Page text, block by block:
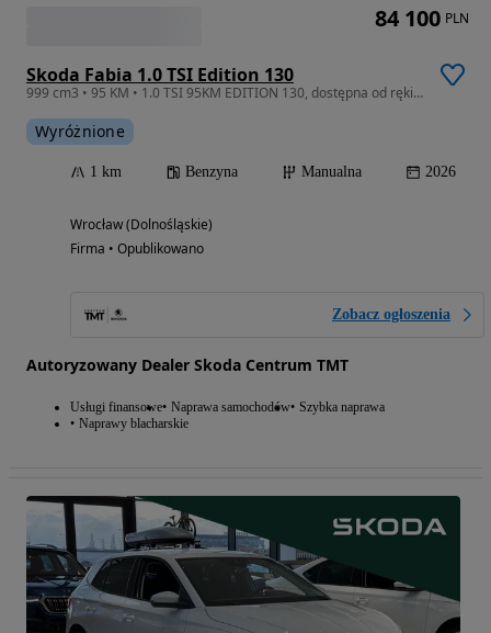
Skoda Fabia 1.0 TSI Edition 130
999 cm3 • 95 KM • 1.0 TSI 95KM EDITION 130, dostępna od ręki, produkcja 2026
Wyróżnione
1 km Benzyna Manualna 2026
Wrocław (Dolnośląskie)
Firma • Opublikowano
Zobacz ogłoszenia
Autoryzowany Dealer Skoda Centrum TMT
Usługi finansowe Naprawa samochodów Szybka naprawa
Naprawy blacharskie
84 100 PLN